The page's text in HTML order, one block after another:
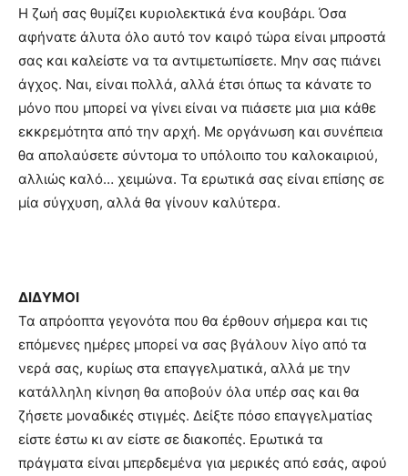
Η ζωή σας θυμίζει κυριολεκτικά ένα κουβάρι. Όσα
αφήνατε άλυτα όλο αυτό τον καιρό τώρα είναι μπροστά
σας και καλείστε να τα αντιμετωπίσετε. Μην σας πιάνει
άγχος. Ναι, είναι πολλά, αλλά έτσι όπως τα κάνατε το
μόνο που μπορεί να γίνει είναι να πιάσετε μια μια κάθε
εκκρεμότητα από την αρχή. Με οργάνωση και συνέπεια
θα απολαύσετε σύντομα το υπόλοιπο του καλοκαιριού,
αλλιώς καλό… χειμώνα. Τα ερωτικά σας είναι επίσης σε
μία σύγχυση, αλλά θα γίνουν καλύτερα.
ΔΙΔΥΜΟΙ
Τα απρόοπτα γεγονότα που θα έρθουν σήμερα και τις
επόμενες ημέρες μπορεί να σας βγάλουν λίγο από τα
νερά σας, κυρίως στα επαγγελματικά, αλλά με την
κατάλληλη κίνηση θα αποβούν όλα υπέρ σας και θα
ζήσετε μοναδικές στιγμές. Δείξτε πόσο επαγγελματίας
είστε έστω κι αν είστε σε διακοπές. Ερωτικά τα
πράγματα είναι μπερδεμένα για μερικές από εσάς, αφού